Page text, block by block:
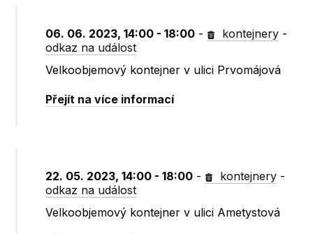
06. 06. 2023, 14:00 - 18:00 - kontejnery -
odkaz na událost
Velkoobjemový kontejner v ulici Prvomájová
Přejít na více informací
22. 05. 2023, 14:00 - 18:00 - kontejnery -
odkaz na událost
Velkoobjemový kontejner v ulici Ametystová